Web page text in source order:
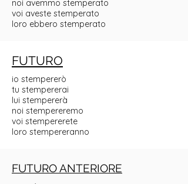
noi avemmo stemperato
voi aveste stemperato
loro ebbero stemperato
FUTURO
io stempererò
tu stempererai
lui stempererà
noi stempereremo
voi stempererete
loro stempereranno
FUTURO ANTERIORE